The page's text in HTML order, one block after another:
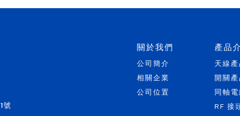
號
關於我們
公司簡介
相關企業
公司位置
產品
天線
開關
同軸
RF 接